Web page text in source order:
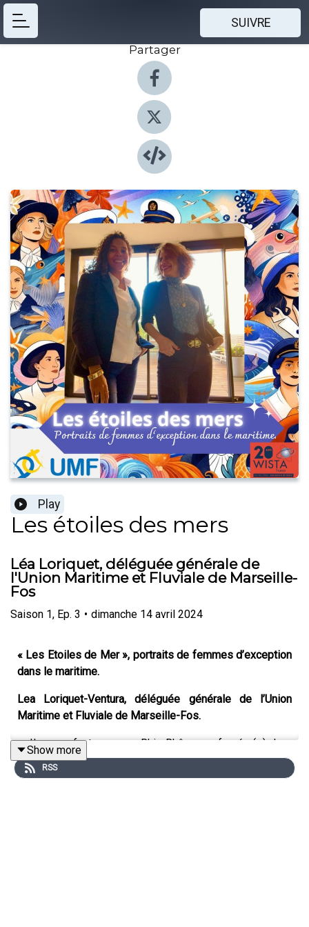
SUIVRE
Partager
Play
Les étoiles des mers
Léa Loriquet, déléguée générale de
l'Union Maritime et Fluviale de Marseille-
Fos
Saison 1, Ep. 3 • dimanche 14 avril 2024
« Les Etoiles de Mer », portraits de femmes d’exception
dans le maritime.
Lea Loriquet-Ventura, déléguée générale de l’Union
Maritime et Fluviale de Marseille-Fos.
« Il nous faut un axe Rhin-Rhône renforcé. (…) Les
infrastructures sont primordiales, notamment le
contournement ferroviaire de Lyon vers le sud de la
Show more
RSS